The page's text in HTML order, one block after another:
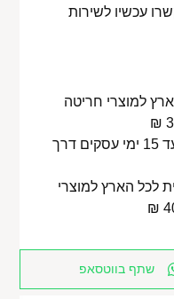
עכשיו לשירות
למוצרי חריטה
משלוח בדואר רשום לכל הארץ עד 15 ימי עסקים דרך
לכל הארץ למוצרי
שתף בווטסאפ